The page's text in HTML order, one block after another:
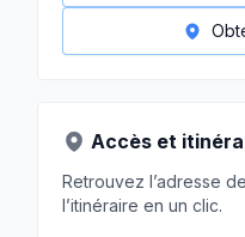
Accès et
Retrouvez l’adresse
l’itinéraire en un clic.